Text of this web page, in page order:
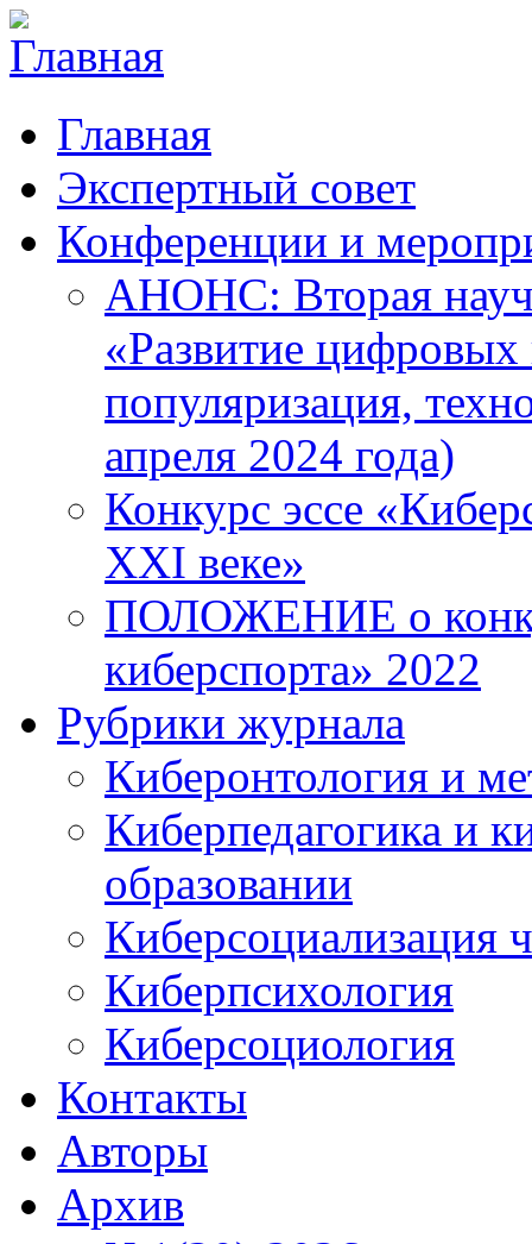
Главная
Экспертный совет
Конференции и
АНОНС: Вторая
«Развитие цифровых
популяризация,
апреля 2024 года)
Конкурс эссе
XXI веке»
ПОЛОЖЕНИЕ о
киберспорта» 2022
Рубрики журнала
Киберонтология и
Киберпедагогика и
образовании
Киберсоциализация
Киберпсихология
Киберсоциология
Контакты
Авторы
Архив